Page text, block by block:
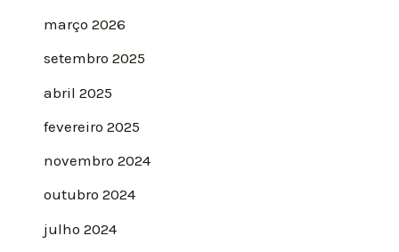
março 2026
setembro 2025
abril 2025
fevereiro 2025
novembro 2024
outubro 2024
julho 2024